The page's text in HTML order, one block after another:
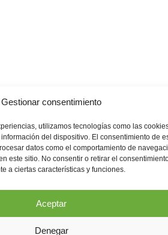
Gestionar consentimiento
utilizamos tecnologías como las
del dispositivo. El consentimiento de
datos como el comportamiento de
este sitio. No consentir o retirar el
a ciertas características y funciones.
Aceptar
Denegar